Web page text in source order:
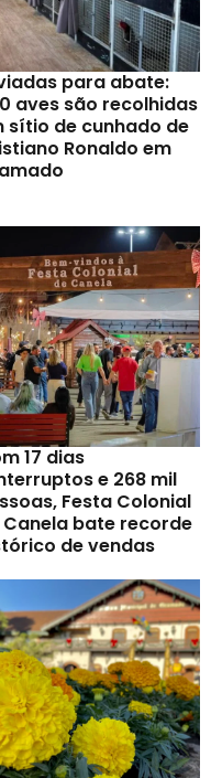
para abate:
aves são recolhidas
sítio de cunhado de
Ronaldo em
17 dias
e 268 mil
Festa Colonial
Canela bate recorde
de vendas